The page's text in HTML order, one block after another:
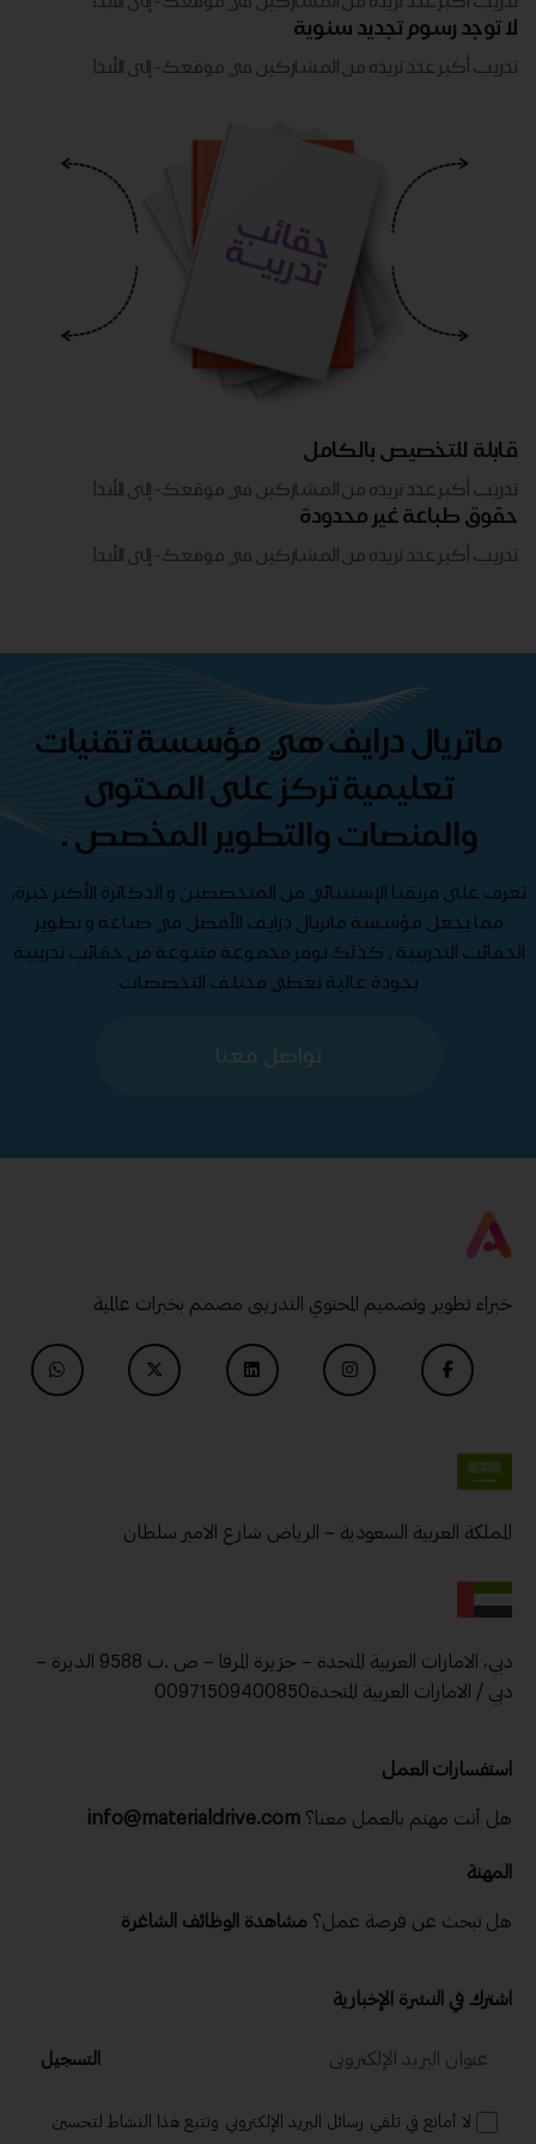
لا توجد رسوم تجديد سنوية
تدريب أكبر عدد تريده من المشاركين في موقعك - ​​إلى الأبد!
قابلة للتخصيص بالكامل
تدريب أكبر عدد تريده من المشاركين في موقعك - ​​إلى الأبد!
حقوق طباعة غير محدودة
تدريب أكبر عدد تريده من المشاركين في موقعك - ​​إلى الأبد!
ماتريال درايف هي مؤسسة تقنيات
تعليمية تركز على المحتوى
والمنصات والتطوير المخصص .
تعرف على فريقنا الإستثنائي من المتخصصين و الدكاترة الأكثر خبرة،
مما يجعل مؤسسة ماتريال درايف الأفضل في صناعة و تطوير
الحقائب التدريبية , كذلك نوفر مجموعة متنوعة من حقائب تدريبية
بجودة عالية تغطي مختلف التخصصات
تواصل معنا
خبراء تطوير وتصميم المحتوي التدريبى مصمم بخبرات عالمية
المملكة العربية السعودية – الرياض شارع الامير سلطان
دبي، الامارات العربية المتحدة – جزيرة المرفا – ص .ب 9588 الديرة –
دبي / الامارات العربية المتحدة00971509400850
استفسارات العمل
هل أنت مهتم بالعمل معنا؟ info@materialdrive.com
المهنة
هل تبحث عن فرصة عمل؟ مشاهدة الوظائف الشاغرة
اشترك في النشرة الإخبارية
التسجيل
لا أمانع في تلقي رسائل البريد الإلكتروني وتتبع هذا النشاط لتحسين
تابع نشراتنا الإخبارية اليومية والأسبوعية